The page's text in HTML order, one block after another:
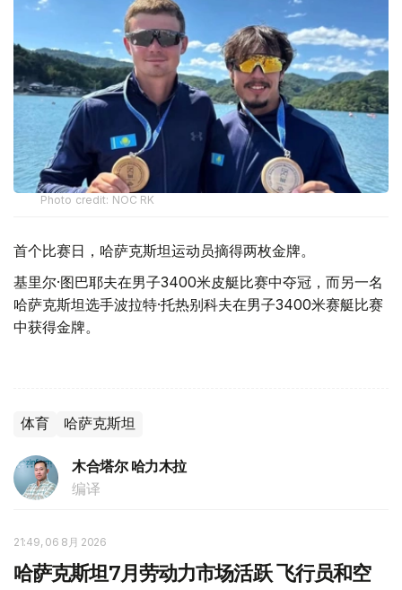
Photo credit: NOC RK
首个比赛日，哈萨克斯坦运动员摘得两枚金牌。
基里尔·图巴耶夫在男子3400米皮艇比赛中夺冠，而另一名
哈萨克斯坦选手波拉特·托热别科夫在男子3400米赛艇比赛
中获得金牌。
体育 哈萨克斯坦
木合塔尔 哈力木拉
编译
21:49, 06 8月 2026
哈萨克斯坦7月劳动力市场活跃 飞行员和空